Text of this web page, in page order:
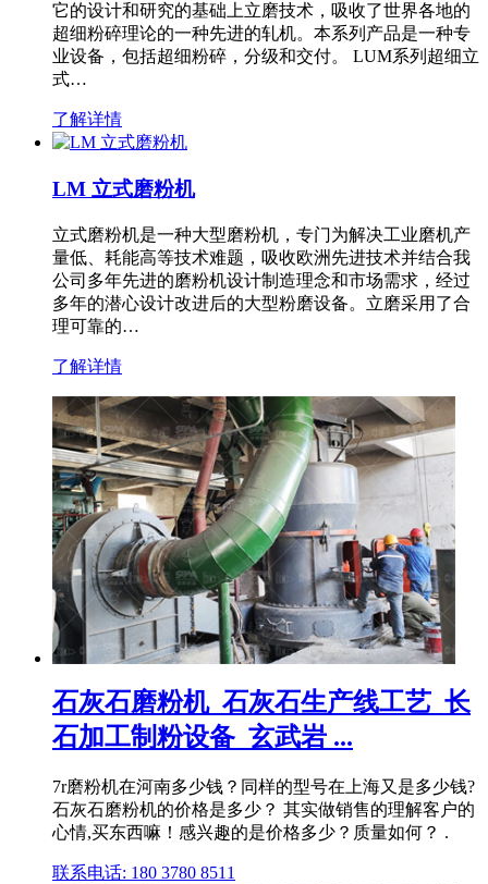
它的设计和研究的基础上立磨技术，吸收了世界各地的
超细粉碎理论的一种先进的轧机。本系列产品是一种专
业设备，包括超细粉碎，分级和交付。 LUM系列超细立
式…
了解详情
LM 立式磨粉机
立式磨粉机是一种大型磨粉机，专门为解决工业磨机产
量低、耗能高等技术难题，吸收欧洲先进技术并结合我
公司多年先进的磨粉机设计制造理念和市场需求，经过
多年的潜心设计改进后的大型粉磨设备。立磨采用了合
理可靠的…
了解详情
石灰石磨粉机_石灰石生产线工艺_长
石加工制粉设备_玄武岩 ...
7r磨粉机在河南多少钱？同样的型号在上海又是多少钱?
石灰石磨粉机的价格是多少？ 其实做销售的理解客户的
心情,买东西嘛！感兴趣的是价格多少？质量如何？ .
联系电话: 180 3780 8511